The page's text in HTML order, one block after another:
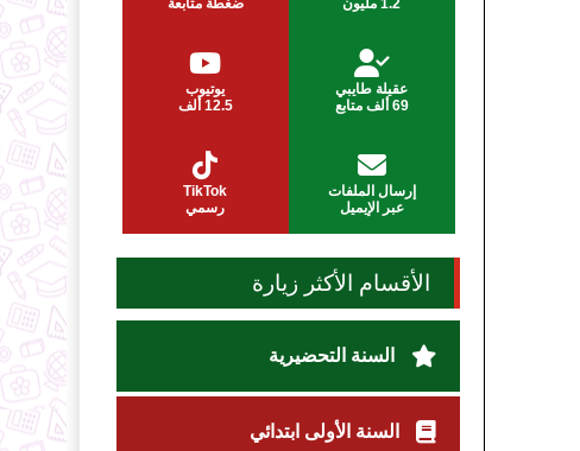
عقيلة طايبي
69 ألف متابع
يوتيوب
12.5 ألف
إرسال الملفات
عبر الإيميل
TikTok
رسمي
الأقسام الأكثر زيارة
السنة التحضيرية
السنة الأولى ابتدائي